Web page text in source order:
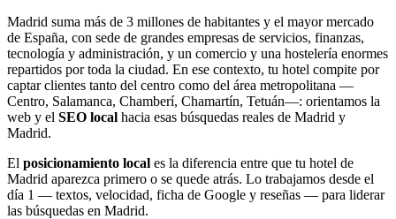
Madrid suma más de 3 millones de habitantes y el mayor mercado
de España, con sede de grandes empresas de servicios, finanzas,
tecnología y administración, y un comercio y una hostelería enormes
repartidos por toda la ciudad. En ese contexto, tu hotel compite por
captar clientes tanto del centro como del área metropolitana —
Centro, Salamanca, Chamberí, Chamartín, Tetuán—: orientamos la
web y el SEO local hacia esas búsquedas reales de Madrid y
Madrid.
El posicionamiento local es la diferencia entre que tu hotel de
Madrid aparezca primero o se quede atrás. Lo trabajamos desde el
día 1 — textos, velocidad, ficha de Google y reseñas — para liderar
las búsquedas en Madrid.